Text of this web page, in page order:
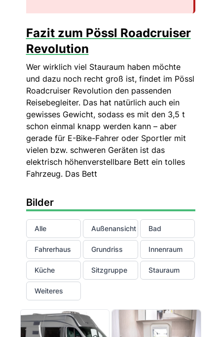
Fazit zum Pössl Roadcruiser
Revolution
Wer wirklich viel Stauraum haben möchte
und dazu noch recht groß ist, findet im Pössl
Roadcruiser Revolution den passenden
Reisebegleiter. Das hat natürlich auch ein
gewisses Gewicht, sodass es mit den 3,5 t
schon einmal knapp werden kann – aber
gerade für E-Bike-Fahrer oder Sportler mit
vielen bzw. schweren Geräten ist das
elektrisch höhenverstellbare Bett ein tolles
Fahrzeug. Das Bett
Bilder
Alle Außenansicht Bad
Fahrerhaus Grundriss Innenraum
Küche Sitzgruppe Stauraum
Weiteres